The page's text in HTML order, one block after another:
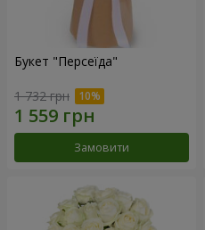
Букет "Персеїда"
1 732 грн
Замовити